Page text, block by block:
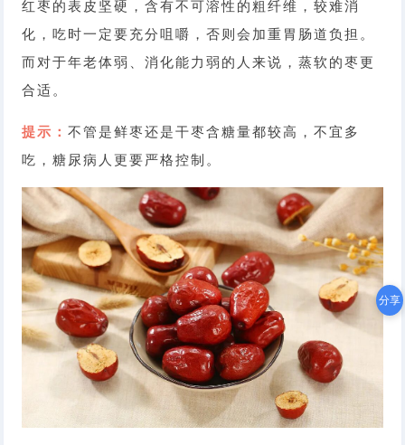
红枣的表皮坚硬，含有不可溶性的粗纤维，较难消
化，吃时一定要充分咀嚼，否则会加重胃肠道负担。
而对于年老体弱、消化能力弱的人来说，蒸软的枣更
合适。
提示：不管是鲜枣还是干枣含糖量都较高，不宜多
吃，糖尿病人更要严格控制。
分享